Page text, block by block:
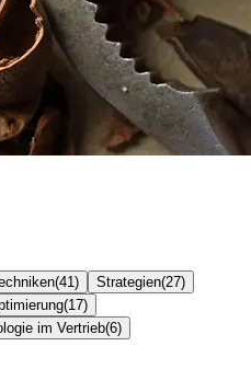
(41 ) Strategien(27)
(17)
im Vertrieb(6)